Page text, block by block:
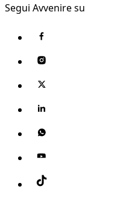
Segui Avvenire su